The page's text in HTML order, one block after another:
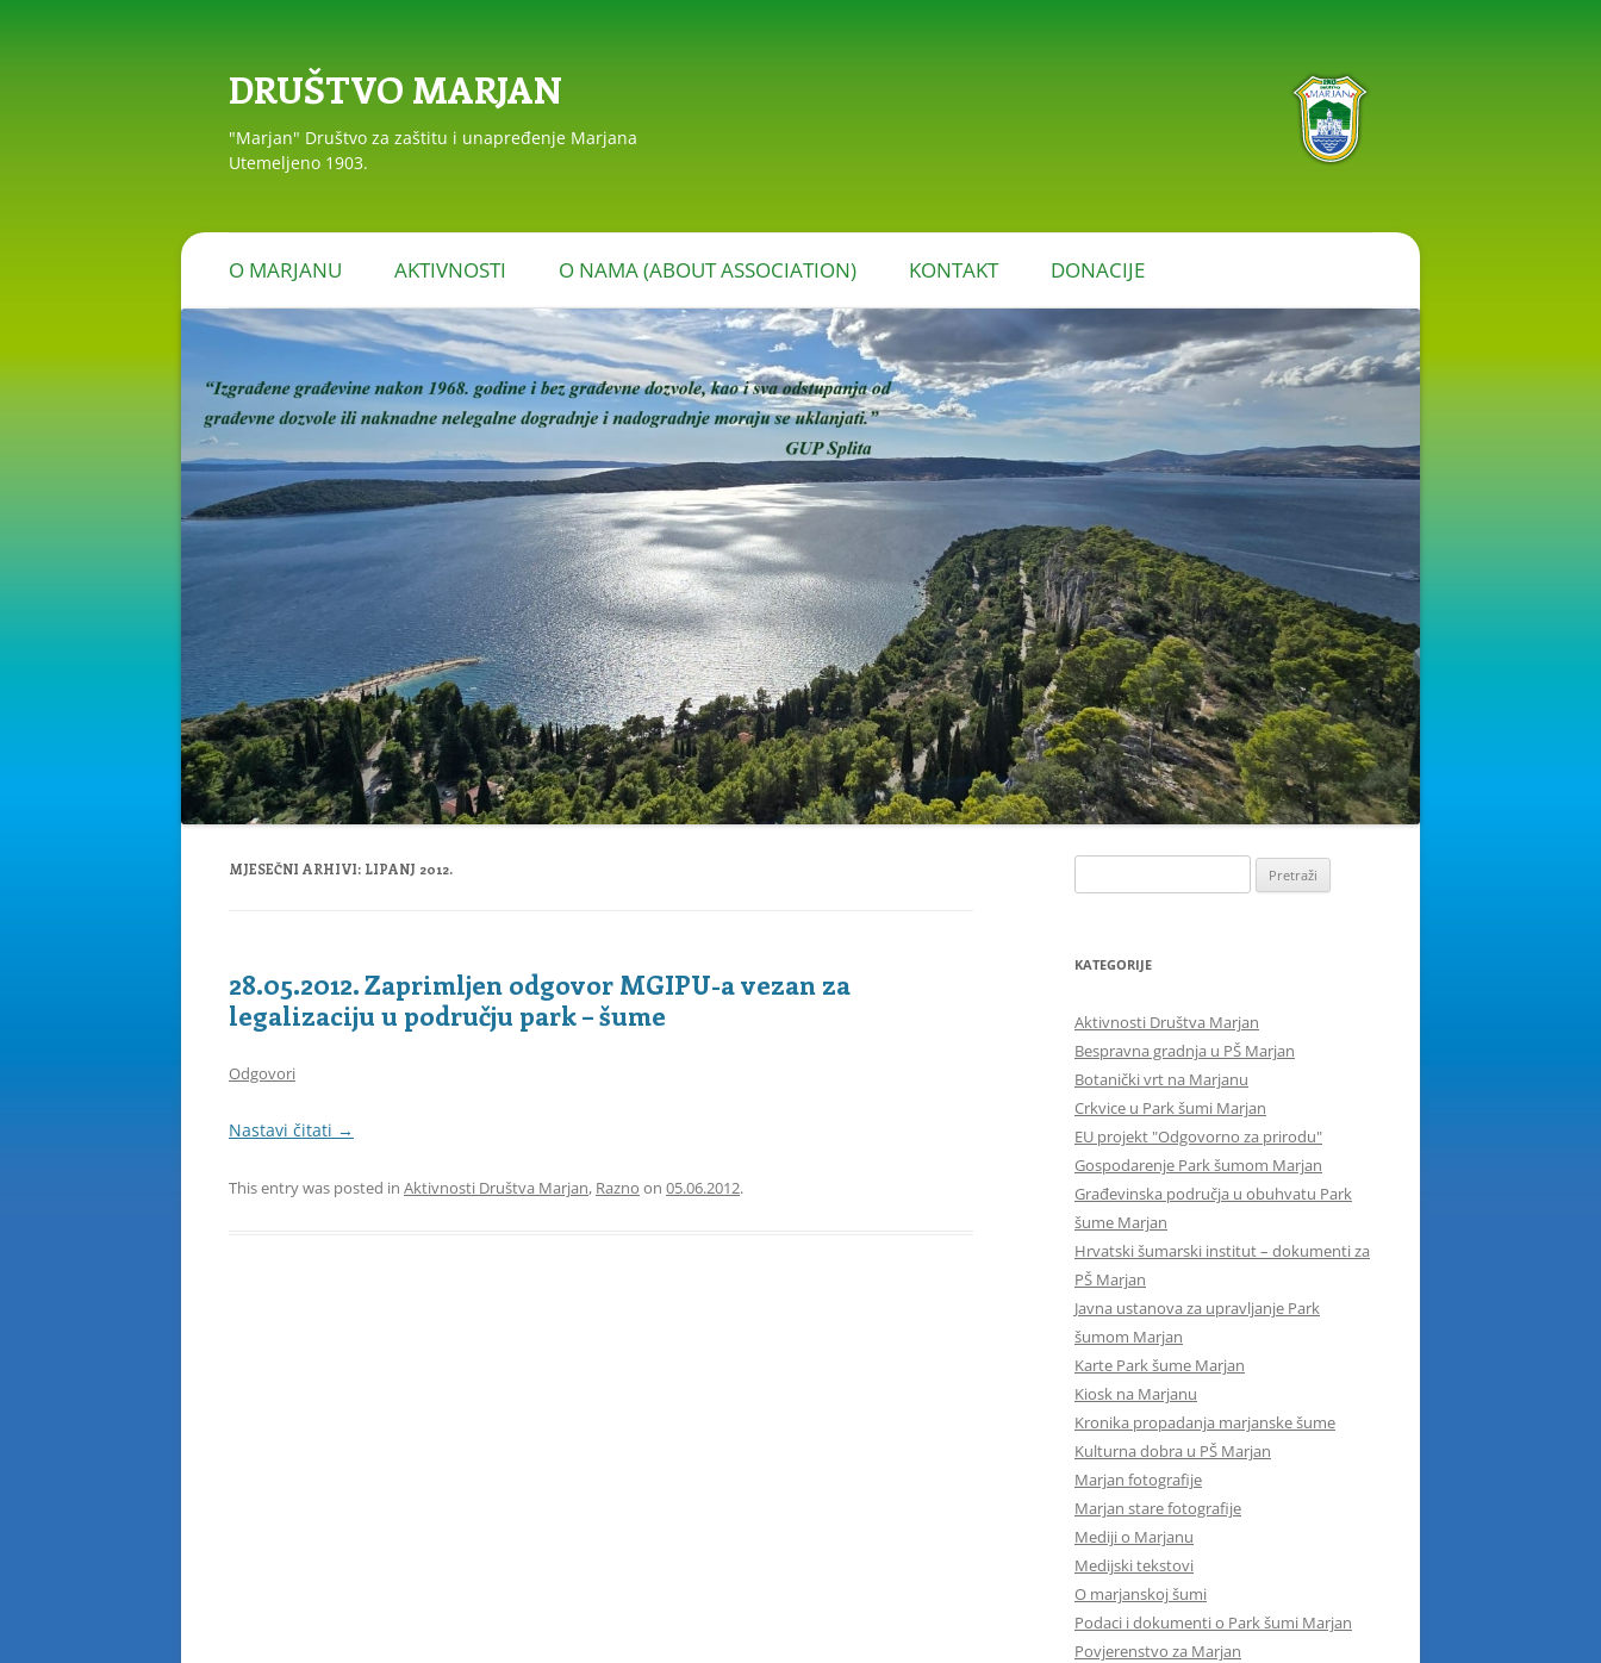
DRUŠTVO MARJAN
"Marjan" Društvo za zaštitu i unapređenje Marjana
Utemeljeno 1903.
Skoči
sadržaja
O MARJANU AKTIVNOSTI
PRIOPĆENJA I REAGIRANJA
O NAMA (ABOUT ASSOCIATION)
POVIJEST DRUŠTVA
MARJAN (HISTORY OF THE
MARJAN ASSOCIATION)
STATUT DRUŠTVA MARJAN
I PROGRAM RADA
UPRAVNI ODBOR DRUŠTVA
MARJAN
POSTUPAK ZA UČLANJENJE
(MEMBERSHIP
PROCEDURE)
KONTAKT DONACIJE
MJESEČNI ARHIVI: LIPANJ 2012.
28.05.2012. Zaprimljen odgovor MGIPU-a vezan za
legalizaciju u području park – šume
Odgovori
Nastavi čitati →
This entry was posted in Aktivnosti Društva Marjan, Razno on 05.06.2012.
KATEGORIJE
Aktivnosti Društva Marjan
Bespravna gradnja u PŠ Marjan
Botanički vrt na Marjanu
Crkvice u Park šumi Marjan
EU projekt "Odgovorno za prirodu"
Gospodarenje Park šumom Marjan
Građevinska područja u obuhvatu Park
šume Marjan
Hrvatski šumarski institut – dokumenti za
PŠ Marjan
Javna ustanova za upravljanje Park
šumom Marjan
Karte Park šume Marjan
Kiosk na Marjanu
Kronika propadanja marjanske šume
Kulturna dobra u PŠ Marjan
Marjan fotografije
Marjan stare fotografije
Mediji o Marjanu
Medijski tekstovi
O marjanskoj šumi
Podaci i dokumenti o Park šumi Marjan
Povjerenstvo za Marjan